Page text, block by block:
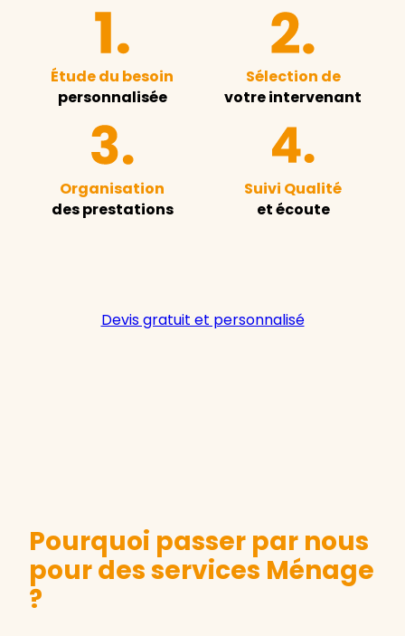
Étude du besoin
personnalisée
Sélection de
votre intervenant
Organisation
des prestations
Suivi Qualité
et écoute
Devis gratuit et personnalisé
Pourquoi passer par nous
pour des services Ménage
?